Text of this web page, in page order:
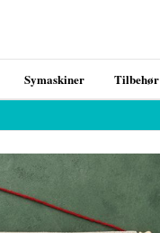
Symaskiner Tilbehør